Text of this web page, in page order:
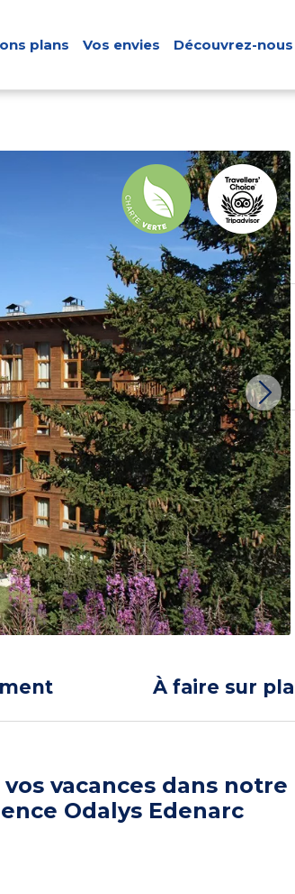
plans Vos envies Découvrez-nous
À faire sur
vos vacances dans notre
Odalys Edenarc